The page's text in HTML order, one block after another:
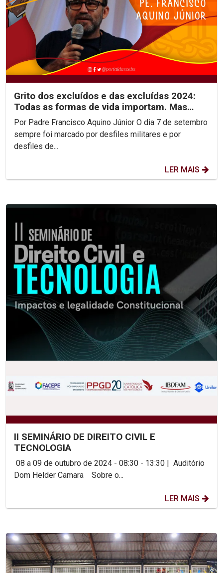
Grito dos excluídos e das excluídas 2024:
Todas as formas de vida importam. Mas
quem se importa?
Por Padre Francisco Aquino Júnior O dia 7 de setembro
sempre foi marcado por desfiles militares e por
desfiles de...
LER MAIS
II SEMINÁRIO DE DIREITO CIVIL E
TECNOLOGIA
08 a 09 de outubro de 2024 - 08:30 - 13:30 | Auditório
Dom Helder Camara Sobre o...
LER MAIS